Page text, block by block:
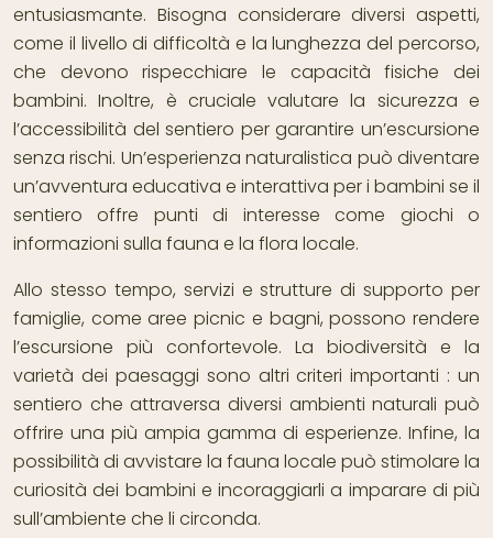
entusiasmante. Bisogna considerare diversi aspetti,
come il livello di difficoltà e la lunghezza del percorso,
che devono rispecchiare le capacità fisiche dei
bambini. Inoltre, è cruciale valutare la sicurezza e
l’accessibilità del sentiero per garantire un’escursione
senza rischi. Un’esperienza naturalistica può diventare
un’avventura educativa e interattiva per i bambini se il
sentiero offre punti di interesse come giochi o
informazioni sulla fauna e la flora locale.
Allo stesso tempo, servizi e strutture di supporto per
famiglie, come aree picnic e bagni, possono rendere
l’escursione più confortevole. La biodiversità e la
varietà dei paesaggi sono altri criteri importanti : un
sentiero che attraversa diversi ambienti naturali può
offrire una più ampia gamma di esperienze. Infine, la
possibilità di avvistare la fauna locale può stimolare la
curiosità dei bambini e incoraggiarli a imparare di più
sull’ambiente che li circonda.